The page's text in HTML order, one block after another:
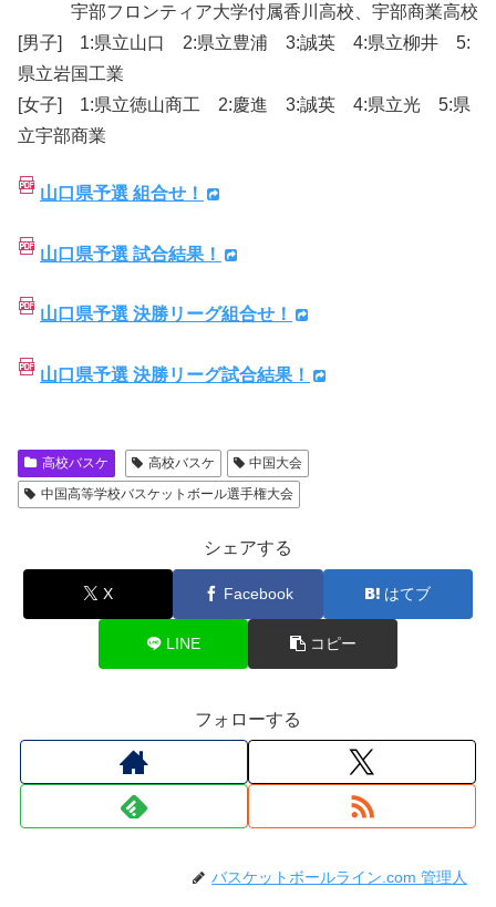
宇部フロンティア大学付属香川高校、宇部商業高校
[男子] 1:県立山口 2:県立豊浦 3:誠英 4:県立柳井 5:
県立岩国工業
[女子] 1:県立徳山商工 2:慶進 3:誠英 4:県立光 5:県
立宇部商業
山口県予選 組合せ！
山口県予選 試合結果！
山口県予選 決勝リーグ組合せ！
山口県予選 決勝リーグ試合結果！
高校バスケ 高校バスケ
中国大会
中国高等学校バスケットボール選手権大会
シェアする
X Facebook はてブ
LINE コピー
フォローする
バスケットボールライン.com 管理人